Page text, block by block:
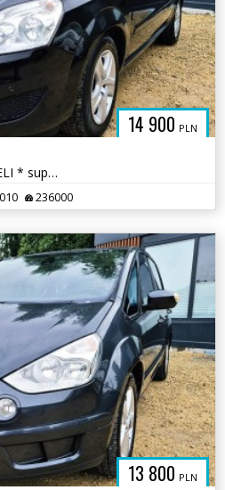
14 900 PLN
BENZYNA * klima * 7 FOTELI * super * okazja * NOWY ROZRZĄD
236000
13 800 PLN